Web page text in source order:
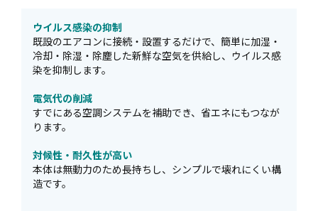
ウイルス感染の抑制
既設のエアコンに接続・設置するだけで、簡単に加湿・
冷却・除湿・除塵した新鮮な空気を供給し、ウイルス感
染を抑制します。
電気代の削減
すでにある空調システムを補助でき、省エネにもつなが
ります。
対候性・耐久性が高い
本体は無動力のため長持ちし、シンプルで壊れにくい構
造です。